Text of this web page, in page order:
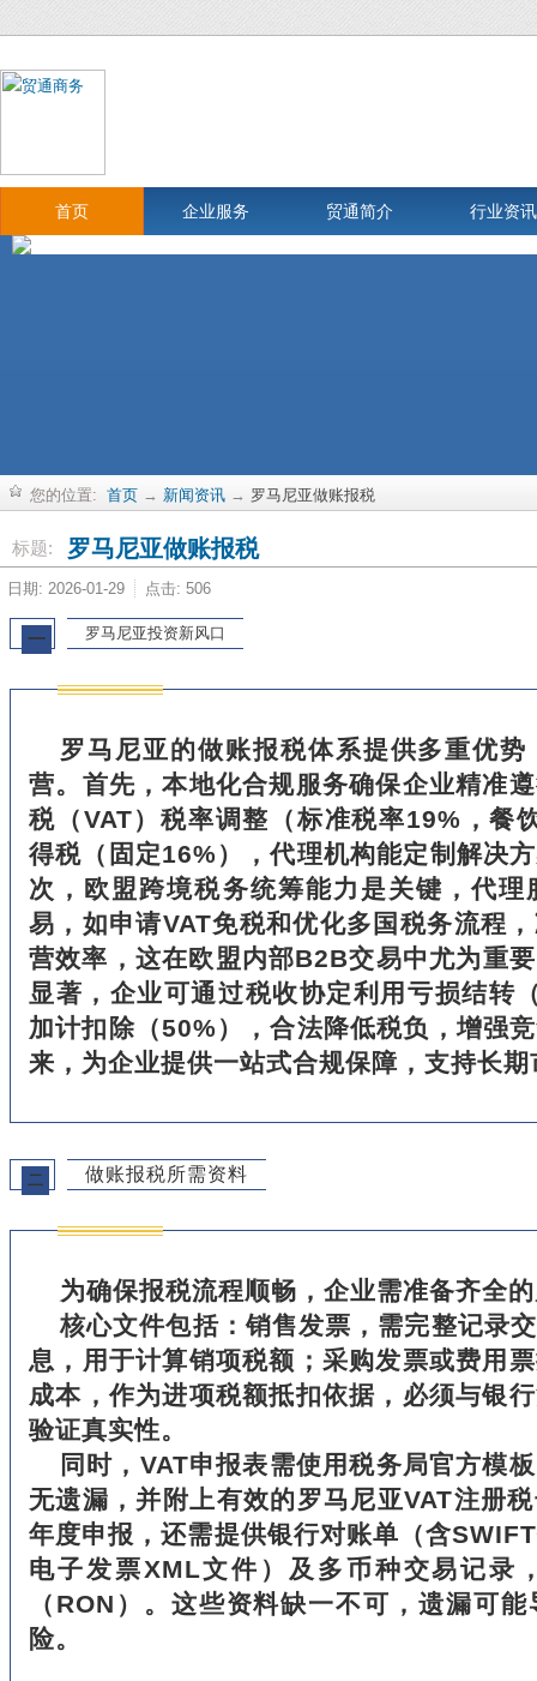
首页 企业服务 贸通简介 行业资讯
您的位置: 首页 → 新闻资讯 → 罗马尼亚做账报税
标题: 罗马尼亚做账报税
日期: 2026-01-29 点击: 506
一 罗马尼亚投资新风口
罗马尼亚的做账报税体系提供多重优
营。首先，本地化合规服务确保企业精准
税（VAT）税率调整（标准税率19%，餐
得税（固定16%），代理机构能定制解决
次，欧盟跨境税务统筹能力是关键，代
易，如申请VAT免税和优化多国税务流程
营效率，这在欧盟内部B2B交易中尤为重
显著，企业可通过税收协定利用亏损结转
加计扣除（50%），合法降低税负，增强
来，为企业提供一站式合规保障，支持长
二 做账报税所需资料
为确保报税流程顺畅，企业需准备齐全
核心文件包括：销售发票，需完整记录
息，用于计算销项税额；采购发票或费用
成本，作为进项税额抵扣依据，必须与银
验证真实性。
同时，VAT申报表需使用税务局官方模
无遗漏，并附上有效的罗马尼亚VAT注册
年度申报，还需提供银行对账单（含
电子发票XML文件）及多币种交易记录
（RON）。这些资料缺一不可，遗漏可
险。